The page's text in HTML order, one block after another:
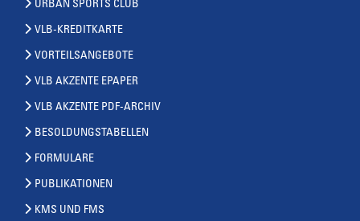
URBAN SPORTS CLUB
VLB-KREDITKARTE
VORTEILSANGEBOTE
VLB AKZENTE EPAPER
VLB AKZENTE PDF-ARCHIV
BESOLDUNGSTABELLEN
FORMULARE
PUBLIKATIONEN
KMS UND FMS